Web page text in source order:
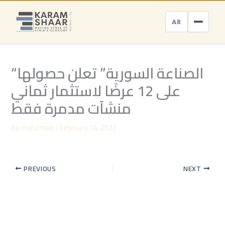
Skip
content
AR
“الصناعة السورية” تعلن حصولها
على 12 عرضًا لاستثمار ثماني
منشآت مدمرة فقط
Bymohamad/February 14, 2022
PREVIOUS NEXT